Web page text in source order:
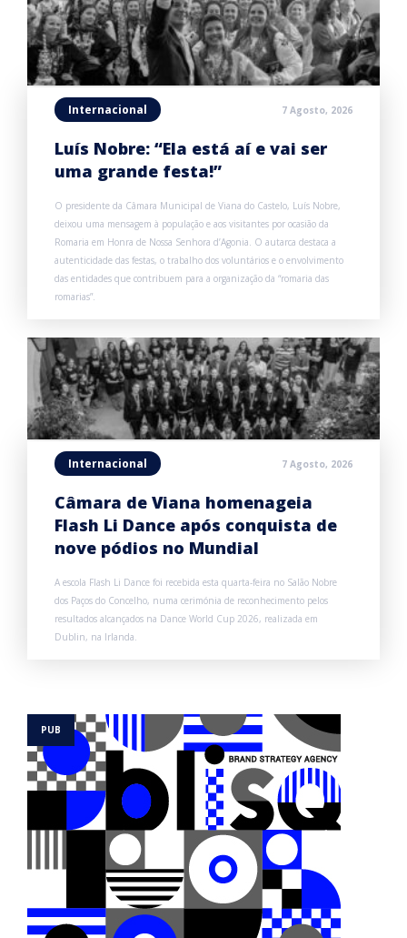
Internacional 7 Agosto, 2026
Luís Nobre: “Ela está aí e vai ser
uma grande festa!”
O presidente da Câmara Municipal de Viana do Castelo, Luís Nobre,
deixou uma mensagem à população e aos visitantes por ocasião da
Romaria em Honra de Nossa Senhora d’Agonia. O autarca destaca a
autenticidade das festas, o trabalho dos voluntários e o envolvimento
das entidades que contribuem para a organização da “romaria das
romarias”.
Internacional 7 Agosto, 2026
Câmara de Viana homenageia
Flash Li Dance após conquista de
nove pódios no Mundial
A escola Flash Li Dance foi recebida esta quarta-feira no Salão Nobre
dos Paços do Concelho, numa cerimónia de reconhecimento pelos
resultados alcançados na Dance World Cup 2026, realizada em
Dublin, na Irlanda.